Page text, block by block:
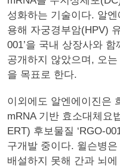
성화하는 기술이다. 알
용해 자궁경부암(HPV)
001’을 국내 상장사와
공개하지 않았으며, 오
을 목표로 한다.
이외에도 알엔에이진은
mRNA 기반 효소대체요
ERT) 후보물질 ‘RGO-
구개발 중이다. 윌슨병
배설하지 못해 간과 뇌